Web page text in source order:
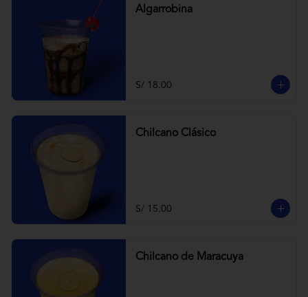
Algarrobina
S/ 18.00
Chilcano Clásico
S/ 15.00
Chilcano de Maracuya